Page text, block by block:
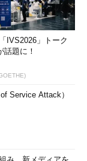
ァイル」フリーク
機動隊」や「マト
スニーカーズ」な
たつもりだが、海
The Lone
た。そのチーム
場するエピソード
登場するエピソー
IVS2026」トーク
話題に！
Service Attack）